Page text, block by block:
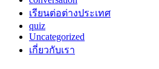
เรียนต่อต่างประเทศ
quiz
Uncategorized
เกี่ยวกับเรา